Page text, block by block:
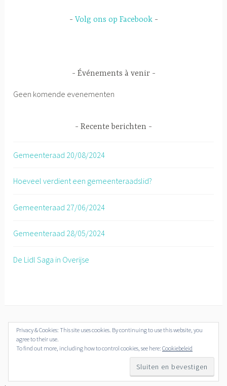
Volg ons op Facebook
Événements à venir
Geen komende evenementen
Recente berichten
Gemeenteraad 20/08/2024
Hoeveel verdient een gemeenteraadslid?
Gemeenteraad 27/06/2024
Gemeenteraad 28/05/2024
De Lidl Saga in Overijse
© Overijse Plus 2018-2019
Privacy & Cookies: This site uses cookies. By continuing to use this website, you
agree to their use.
To find out more, including how to control cookies, see here: Cookiebeleid